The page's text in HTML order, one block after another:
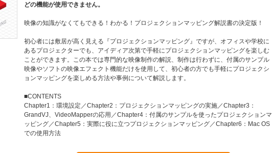
どの機能が使用できません。
映像の知識がなくてもできる！わかる！プロジェクションマッピング解説書の決定版！
初心者には敷居が高く見える『プロジェクションマッピング』ですが、オフィスや学校に
あるプロジェクターでも、アイディア次第で手軽にプロジェクションマッピングを楽しむ
ことができます。この本では専門的な映像制作の解説、制作は行わずに、付属のサンプル
映像やソフトの映像エフェクト機能だけを使用して、初心者の方でも手軽にプロジェクシ
ョンマッピングを楽しめる方法や事例について解説します。
■CONTENTS
Chapter1：環境設定／Chapter2：プロジェクションマッピングの実施／Chapter3：
GrandVJ、VideoMapperの応用／Chapter4：付属のサンプルを使ったプロジェクションマ
ッピング／Chapter5：実際に役に立つプロジェクションマッピング／Chapter6：Mac OS
での使用方法